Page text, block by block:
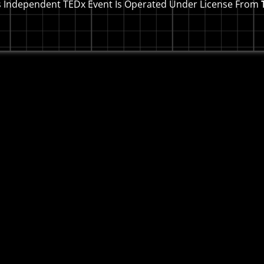
Independent TEDx Event Is Operated Under License From